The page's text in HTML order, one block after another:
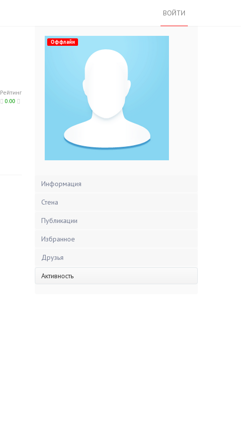
ВОЙТИ
Рейтинг
0.00
Оффлайн
Информация
Стена
Публикации
Избранное
Друзья
Активность